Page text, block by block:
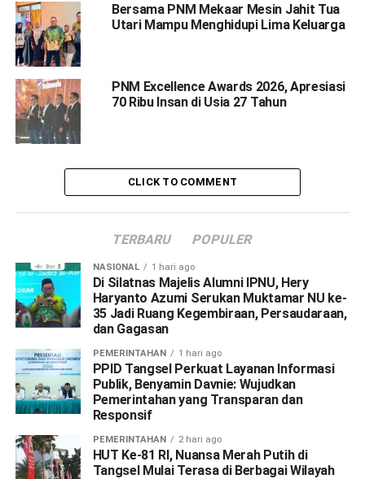
Bersama PNM Mekaar Mesin Jahit Tua
Utari Mampu Menghidupi Lima Keluarga
PNM Excellence Awards 2026, Apresiasi
70 Ribu Insan di Usia 27 Tahun
CLICK TO COMMENT
TERBARU POPULER
NASIONAL 1 hari ago
Di Silatnas Majelis Alumni IPNU, Hery
Haryanto Azumi Serukan Muktamar NU ke-
35 Jadi Ruang Kegembiraan, Persaudaraan,
dan Gagasan
PEMERINTAHAN 1 hari ago
PPID Tangsel Perkuat Layanan Informasi
Publik, Benyamin Davnie: Wujudkan
Pemerintahan yang Transparan dan
Responsif
PEMERINTAHAN 2 hari ago
HUT Ke-81 RI, Nuansa Merah Putih di
Tangsel Mulai Terasa di Berbagai Wilayah